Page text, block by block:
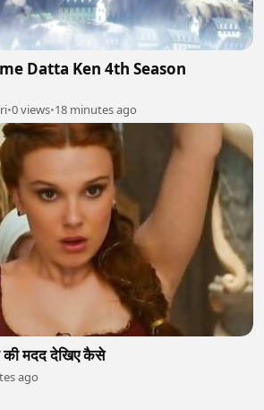
Datta Ken 4th Season
•0 views•18 minutes ago
मदद देखिए कैसे
ago